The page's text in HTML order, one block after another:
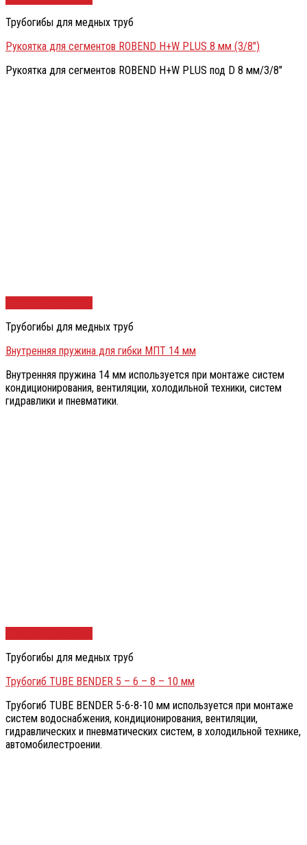
Трубогибы для медных труб
Рукоятка для сегментов ROBEND H+W PLUS 8 мм (3/8″)
Рукоятка для сегментов ROBEND H+W PLUS под D 8 мм/3/8″
Трубогибы для медных труб
Внутренняя пружина для гибки МПТ 14 мм
Внутренняя пружина 14 мм используется при монтаже систем
кондиционирования, вентиляции, холодильной техники, систем
гидравлики и пневматики.
Трубогибы для медных труб
Трубогиб TUBE BENDER 5 – 6 – 8 – 10 мм
Трубогиб TUBE BENDER 5-6-8-10 мм используется при монтаже
систем водоснабжения, кондиционирования, вентиляции,
гидравлических и пневматических систем, в холодильной технике,
автомобилестроении.